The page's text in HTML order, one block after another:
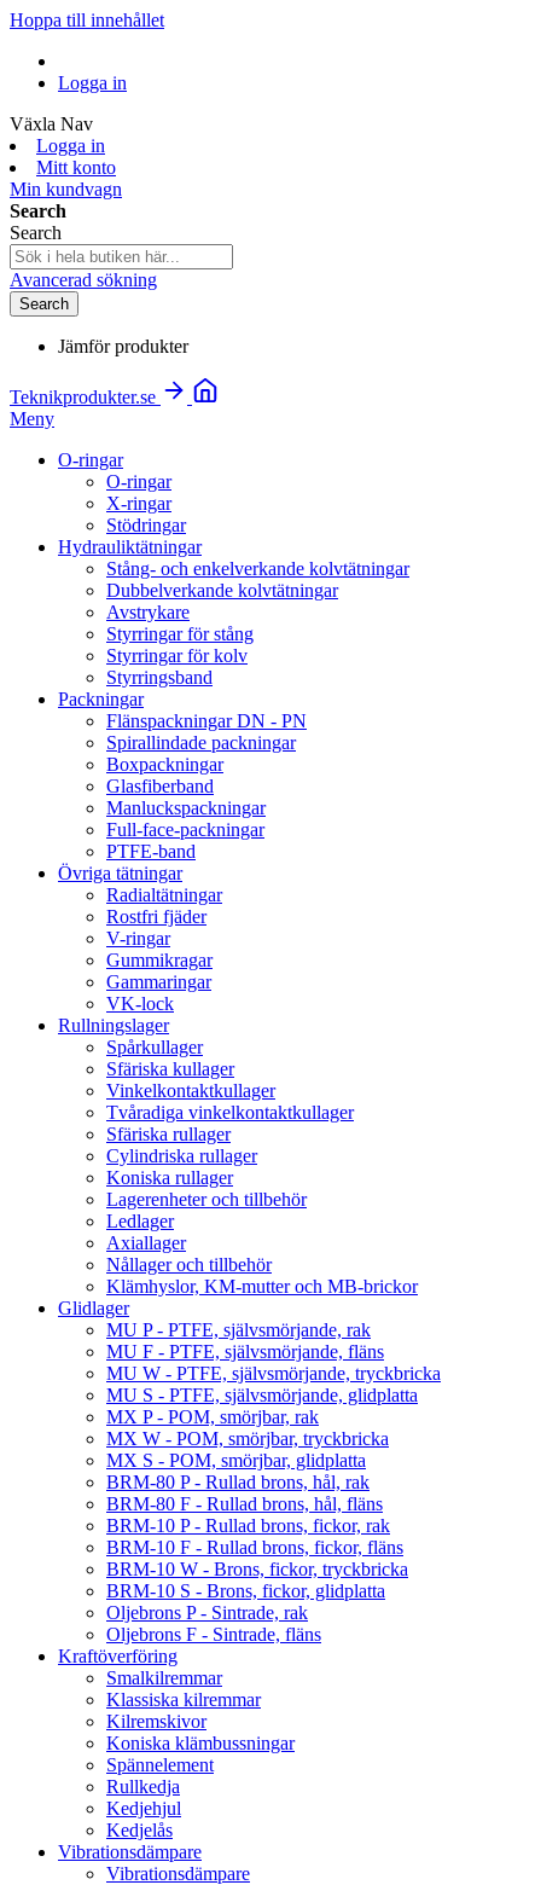
Hoppa till innehållet
Logga in
Växla Nav
Logga in
Mitt konto
Min kundvagn
Search
Search
Avancerad sökning
Search
Jämför produkter
Teknikprodukter.se
Meny
O-ringar
O-ringar
X-ringar
Stödringar
Hydrauliktätningar
Stång- och enkelverkande kolvtätningar
Dubbelverkande kolvtätningar
Avstrykare
Styrringar för stång
Styrringar för kolv
Styrringsband
Packningar
Flänspackningar DN - PN
Spirallindade packningar
Boxpackningar
Glasfiberband
Manluckspackningar
Full-face-packningar
PTFE-band
Övriga tätningar
Radialtätningar
Rostfri fjäder
V-ringar
Gummikragar
Gammaringar
VK-lock
Rullningslager
Spårkullager
Sfäriska kullager
Vinkelkontaktkullager
Tvåradiga vinkelkontaktkullager
Sfäriska rullager
Cylindriska rullager
Koniska rullager
Lagerenheter och tillbehör
Ledlager
Axiallager
Nållager och tillbehör
Klämhyslor, KM-mutter och MB-brickor
Glidlager
MU P - PTFE, självsmörjande, rak
MU F - PTFE, självsmörjande, fläns
MU W - PTFE, självsmörjande, tryckbricka
MU S - PTFE, självsmörjande, glidplatta
MX P - POM, smörjbar, rak
MX W - POM, smörjbar, tryckbricka
MX S - POM, smörjbar, glidplatta
BRM-80 P - Rullad brons, hål, rak
BRM-80 F - Rullad brons, hål, fläns
BRM-10 P - Rullad brons, fickor, rak
BRM-10 F - Rullad brons, fickor, fläns
BRM-10 W - Brons, fickor, tryckbricka
BRM-10 S - Brons, fickor, glidplatta
Oljebrons P - Sintrade, rak
Oljebrons F - Sintrade, fläns
Kraftöverföring
Smalkilremmar
Klassiska kilremmar
Kilremskivor
Koniska klämbussningar
Spännelement
Rullkedja
Kedjehjul
Kedjelås
Vibrationsdämpare
Vibrationsdämpare